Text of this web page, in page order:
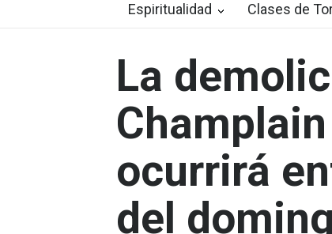
Espiritualidad Clases de
La
ocurrirá
del